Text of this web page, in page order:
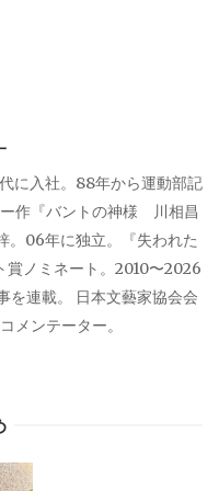
に入社。88年から運動部記
作『バントの神様 川相昌
。06年に独立。『失われた
賞ノミネート。2010〜2026
を連載。 日本文藝家協会会
メンテーター。